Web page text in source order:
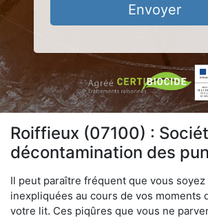
Envoyer
Roiffieux (07100) :
décontamination des
Il peut paraître fréquent que vous
inexpliquées au cours de vos moments
votre lit. Ces piqûres que vous ne